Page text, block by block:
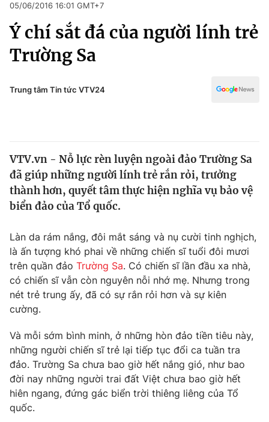
Chuyên mục
Chính trị
Xã hội
Y tế
Thế giới
Thế giới đó đây
Câu chuyện quốc tế
Kinh tế
Tài chính
Thị trường
Góc doanh nghiệp
Dữ liệu và đời sống
Truyền hình
Phim VTV
Hậu trường
Nhân vật
Khán giả
Giải trí
Điện ảnh
Âm nhạc
Sao
Đời sống
Du lịch
Giáo dục
Xã hội
Pháp luật
Thể thao
Văn hóa - Giải trí
Giáo dục
05/06/2016 16:01 GMT+7
Ý chí sắt đá của người lính trẻ
Trường Sa
Trung tâm Tin tức VTV24
VTV.vn - Nỗ lực rèn luyện ngoài đảo Trường Sa
đã giúp những người lính trẻ rắn rỏi, trưởng
thành hơn, quyết tâm thực hiện nghĩa vụ bảo vệ
biển đảo của Tổ quốc.
Làn da rám nắng, đôi mắt sáng và nụ cười tinh nghịch,
là ấn tượng khó phai về những chiến sĩ tuổi đôi mươi
trên quần đảo Trường Sa. Có chiến sĩ lần đầu xa nhà,
có chiến sĩ vẫn còn nguyên nỗi nhớ mẹ. Nhưng trong
nét trẻ trung ấy, đã có sự rắn rỏi hơn và sự kiên
cường.
Và mỗi sớm bình minh, ở những hòn đảo tiền tiêu này,
những người chiến sĩ trẻ lại tiếp tục đổi ca tuần tra
đảo. Trường Sa chưa bao giờ hết nắng gió, như bao
đời nay những người trai đất Việt chưa bao giờ hết
hiên ngang, đứng gác biển trời thiêng liêng của Tổ
quốc.